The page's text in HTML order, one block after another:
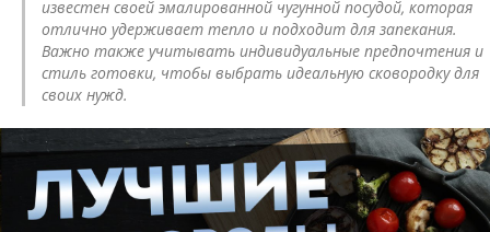
известен своей эмалированной чугунной посудой, которая
отлично удерживает тепло и подходит для запекания.
Важно также учитывать индивидуальные предпочтения и
стиль готовки, чтобы выбрать идеальную сковородку для
своих нужд.